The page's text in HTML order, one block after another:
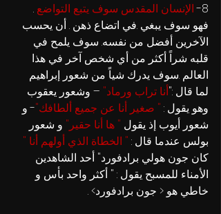
8- الإنسان المقدس سوف يتبع التواضع .
فهو سوف يبغي .في اتضاع ذهن . أن يحسب
الآخرين أفضل من نفسه. سوف يلمح في
قلبه شراً أكثر من أي شخص آخر في هذا
العالم .سوف يدرك شياً من شعور إبراهيم
لما قال :"أنا تراب ورماد" – وشعور يعقوب
وهو يقول : " صغير أنا عن جميع ألطافك"- و
شعور أيوب إذ يقول " ها أنا حقير" و شعور
بولس عندما قال : " الخطاة الذي أولهم أنا "
كان جون هولي برادفورد" أحد الشاهدين
الأمناء للمسبح يقول : " أكثر واحد بأس و
خاطي هو < جون برادفورد> .